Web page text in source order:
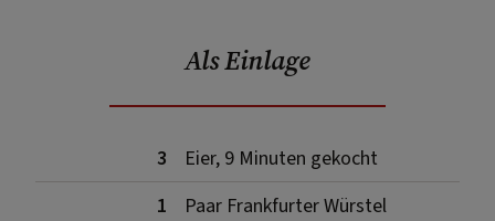
Als Einlage
3
Eier, 9 Minuten gekocht
1
Paar Frankfurter Würstel